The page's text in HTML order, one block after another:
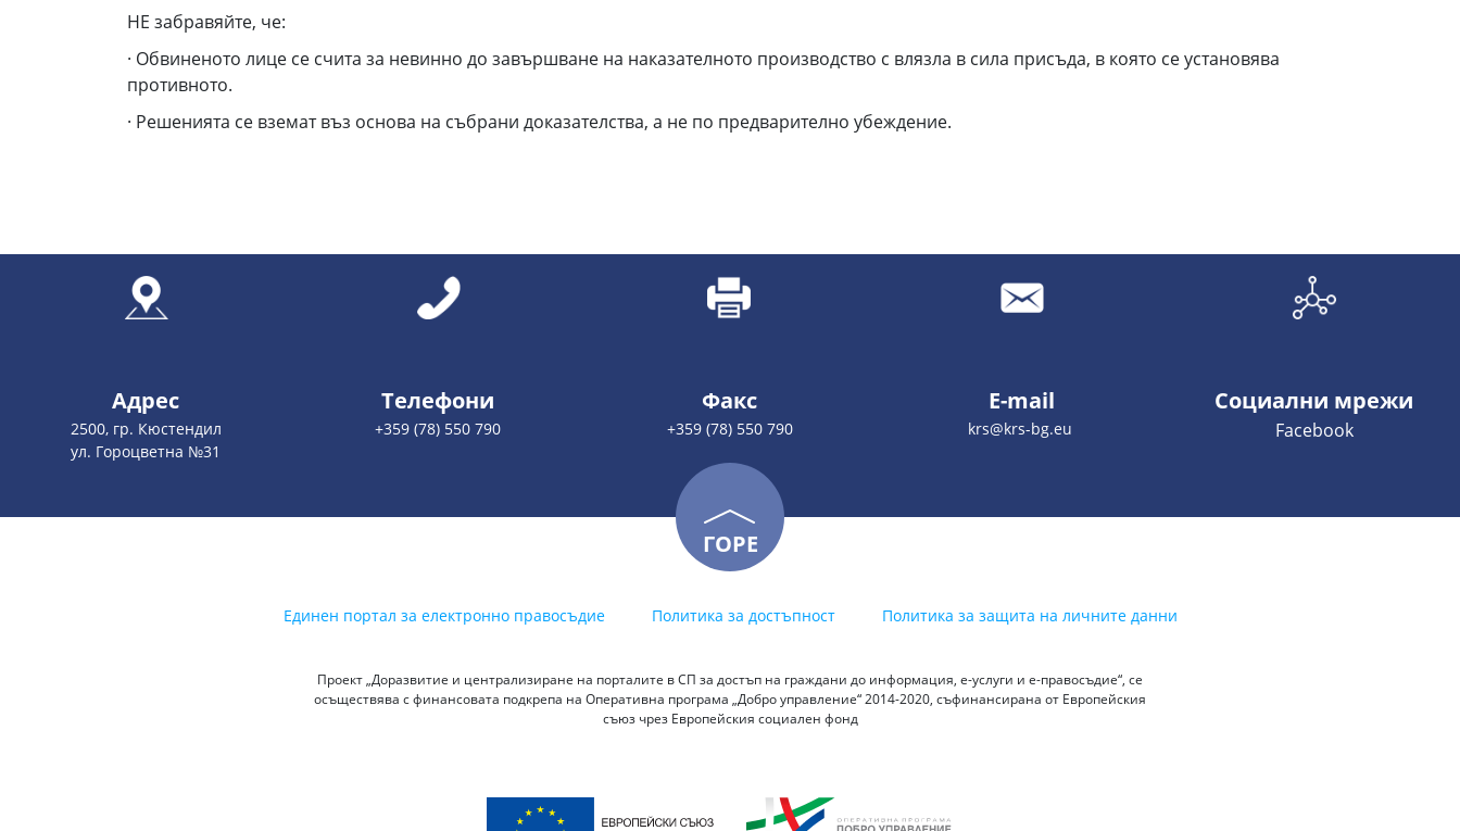
НЕ забравяйте, че:
· Обвиненото лице се счита за невинно до завършване на наказателното производство с влязла в сила присъда, в която се установява
противното.
· Решенията се вземат въз основа на събрани доказателства, а не по предварително убеждение.
Адрес
2500, гр. Кюстендил
ул. Гороцветна №31
Телефони
+359 (78) 550 790
Факс
+359 (78) 550 790
E-mail
krs@krs-bg.eu
Социални мрежи
Facebook
ГОРЕ
Единен портал за електронно правосъдие Политика за достъпност Политика за защита на личните данни
Проект „Доразвитие и централизиране на порталите в СП за достъп на граждани до информация, е-услуги и е-правосъдие“, се
осъществява с финансовата подкрепа на Оперативна програма „Добро управление“ 2014-2020, съфинансирана от Европейския
съюз чрез Европейския социален фонд